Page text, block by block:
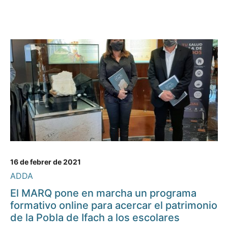
16 de febrer de 2021
ADDA
El MARQ pone en marcha un programa
formativo online para acercar el patrimonio
de la Pobla de Ifach a los escolares